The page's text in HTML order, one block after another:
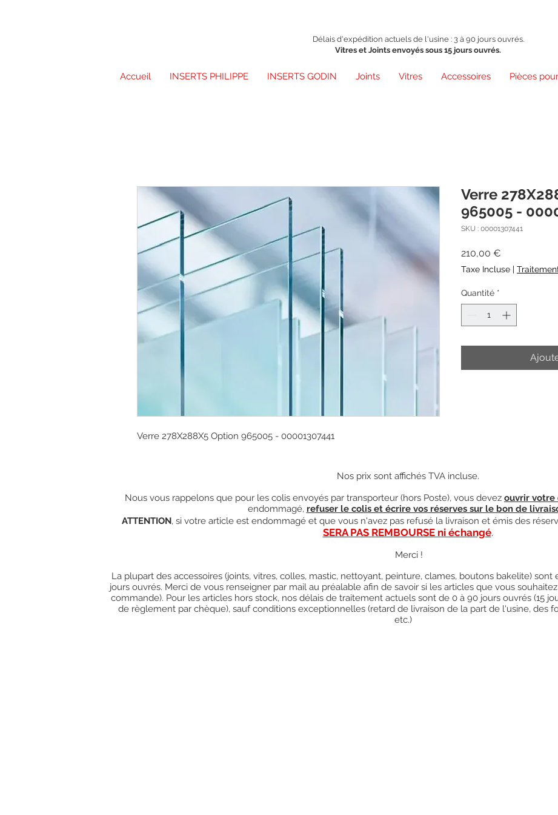
Délais d'expédition actuels de l'usine : 3 à 90 jours ouvrés.
Vitres et Joints envoyés sous 15 jours ouvrés.
Accueil INSERTS PHILIPPE INSERTS GODIN Joints Vitres Accessoires Pièces
Verre 278X288X5 Option 965005 - 00001307441
Verre
965005 -
SKU : 00001307441
210,00 €
Taxe Incluse |
Quantité *
Nos prix sont affichés TVA incluse.
Nous vous rappelons que pour les colis envoyés par transporteur (hors Poste), vous devez ouvrir votre
endommagé, refuser le colis et écrire vos réserves sur le bon de
ATTENTION, si votre article est endommagé et que vous n'avez pas refusé la livraison et émis des
SERA PAS REMBOURSE ni échangé.
Merci !
La plupart des accessoires (joints, vitres, colles, mastic, nettoyant, peinture, clames, boutons bakelite)
jours ouvrés. Merci de vous renseigner par mail au préalable afin de savoir si les articles que vous
commande). Pour les articles hors stock, nos délais de traitement actuels sont de 0 à 90 jours ouvrés (15
de règlement par chèque), sauf conditions exceptionnelles (retard de livraison de la part de l'usine, des
etc.)